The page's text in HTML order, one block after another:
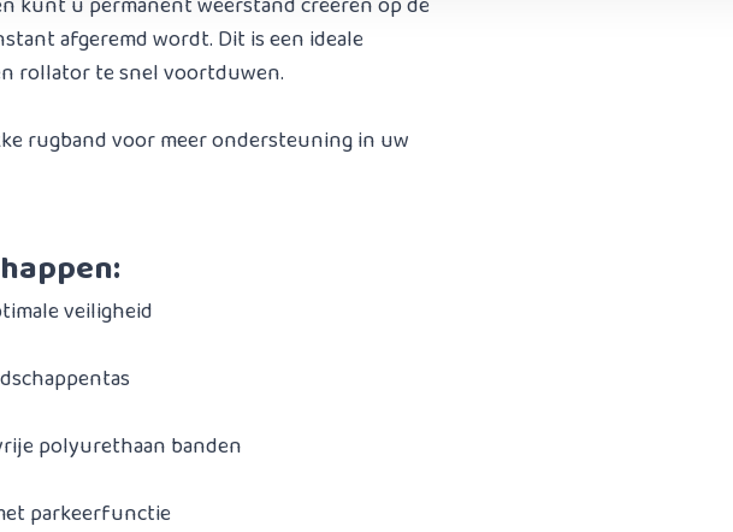
afgeremd wordt. Dit is een ideale
rollator te snel voortduwen.
rugband voor meer ondersteuning in uw
veiligheid
polyurethaan banden
parkeerfunctie